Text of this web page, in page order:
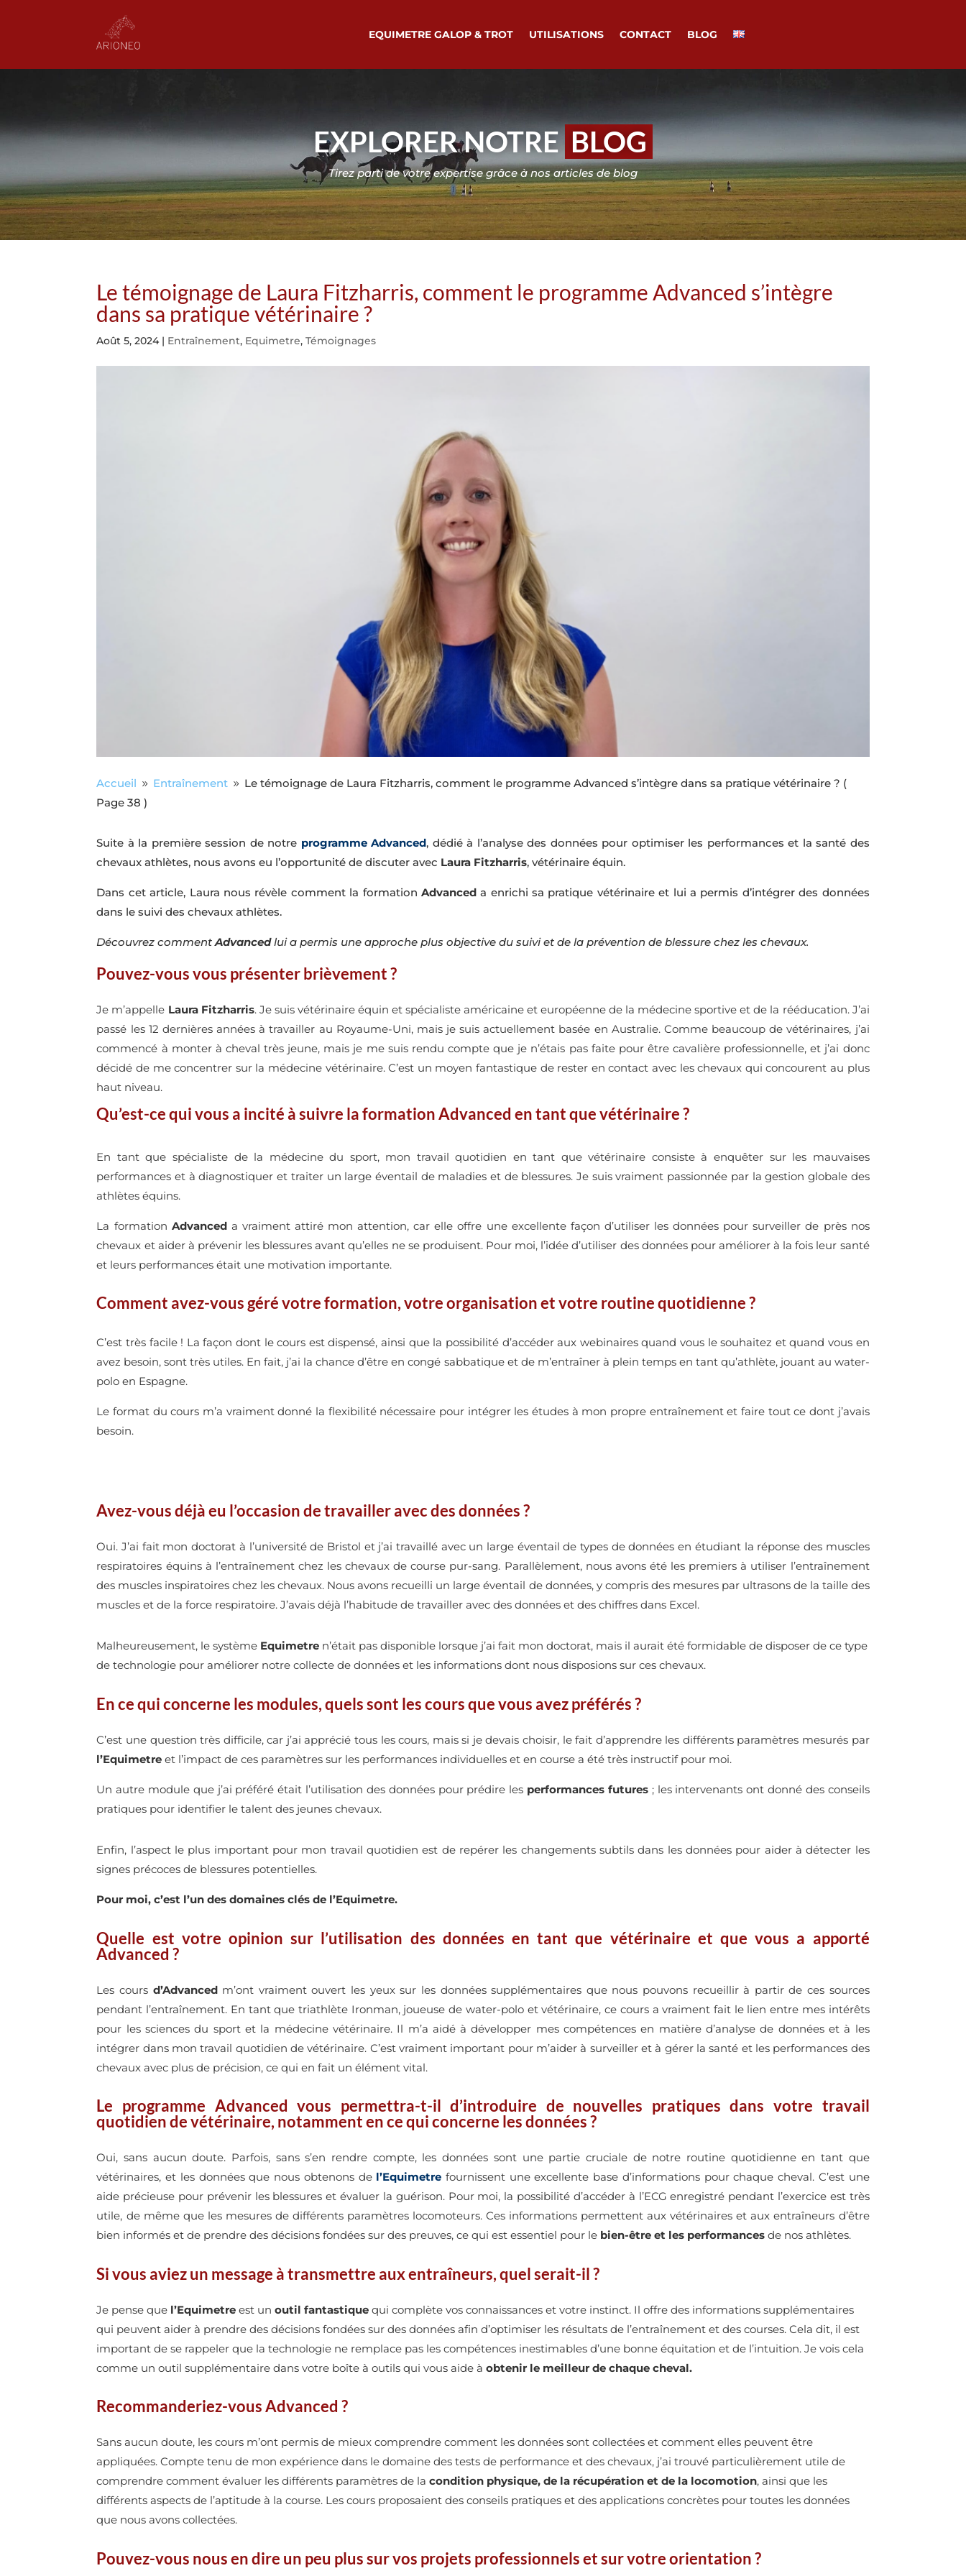
EQUIMETRE GALOP & TROT UTILISATIONS CONTACT BLOG
EXPLORER NOTRE BLOG
Tirez parti de votre expertise grâce à nos articles de blog
Le témoignage de Laura Fitzharris, comment le programme Advanced s’intègre
dans sa pratique vétérinaire ?
Août 5, 2024| Entraînement, Equimetre,Témoignages
Accueil 9 Entraînement 9 Le témoignage de Laura Fitzharris, comment le programme Advanced s’intègre dans sa pratique vétérinaire ? (
Page 38 )
Suite à la première session de notre programme Advanced, dédié à l’analyse des données pour optimiser les performances et la santé des
chevaux athlètes, nous avons eu l’opportunité de discuter avec Laura Fitzharris, vétérinaire équin.
Dans cet article, Laura nous révèle comment la formation Advanceda enrichi sa pratique vétérinaire et lui a permis d’intégrer des données
dans le suivi des chevaux athlètes.
Découvrez commentAdvancedlui a permis une approche plus objective du suivi et de la prévention de blessure chez les chevaux.
Pouvez-vous vous présenter brièvement ?
Je m’appelle Laura Fitzharris. Je suis vétérinaire équin et spécialiste américaine et européenne de la médecine sportive et de la rééducation. J’ai
passé les 12 dernières années à travailler au Royaume-Uni, mais je suis actuellement basée en Australie. Comme beaucoup de vétérinaires, j’ai
commencé à monter à cheval très jeune, mais je me suis rendu compte que je n’étais pas faite pour être cavalière professionnelle, et j’ai donc
décidé de me concentrer sur la médecine vétérinaire. C’est un moyen fantastique de rester en contact avec les chevaux qui concourent au plus
haut niveau.
Qu’est-ce qui vous a incité à suivre la formation Advanced en tant que vétérinaire ?
En tant que spécialiste de la médecine du sport, mon travail quotidien en tant que vétérinaire consiste à enquêter sur les mauvaises
performances et à diagnostiquer et traiter un large éventail de maladies et de blessures. Je suis vraiment passionnée par la gestion globale des
athlètes équins.
La formation Advanceda vraiment attiré mon attention, car elle offre une excellente façon d’utiliser les données pour surveiller de près nos
chevaux et aider à prévenir les blessures avant qu’elles ne se produisent. Pour moi, l’idée d’utiliser des données pour améliorer à la fois leur santé
et leurs performances était une motivation importante.
Comment avez-vous géré votre formation, votre organisation et votre routine quotidienne ?
C’est très facile ! La façon dont le cours est dispensé, ainsi que la possibilité d’accéder aux webinaires quand vous le souhaitez et quand vous en
avez besoin, sont très utiles. En fait, j’ai la chance d’être en congé sabbatique et de m’entraîner à plein temps en tant qu’athlète, jouant au water-
polo en Espagne.
Le format du cours m’a vraiment donné la flexibilité nécessaire pour intégrer les études à mon propre entraînement et faire tout ce dont j’avais
besoin.
Avez-vous déjà eu l’occasion de travailler avec des données ?
Oui. J’ai fait mon doctorat à l’université de Bristol et j’ai travaillé avec un large éventail de types de données en étudiant la réponse des muscles
respiratoires équins à l’entraînement chez les chevaux de course pur-sang. Parallèlement, nous avons été les premiers à utiliser l’entraînement
des muscles inspiratoires chez les chevaux. Nous avons recueilli un large éventail de données, y compris des mesures par ultrasons de la taille des
muscles et de la force respiratoire. J’avais déjà l’habitude de travailler avec des données et des chiffres dans Excel.
Malheureusement, le système Equimetre n’était pas disponible lorsque j’ai fait mon doctorat, mais il aurait été formidable de disposer de ce type
de technologie pour améliorer notre collecte de données et les informations dont nous disposions sur ces chevaux.
En ce qui concerne les modules, quels sont les cours que vous avez préférés ?
C’est une question très difficile, car j’ai apprécié tous les cours, mais si je devais choisir, le fait d’apprendre les différents paramètres mesurés par
l’Equimetre et l’impact de ces paramètres sur les performances individuelles et en course a été très instructif pour moi.
Un autre module que j’ai préféré était l’utilisation des données pour prédire les performances futures; les intervenants ont donné des conseils
pratiques pour identifier le talent des jeunes chevaux.
Enfin, l’aspect le plus important pour mon travail quotidien est de repérer les changements subtils dans les données pour aider à détecter les
signes précoces de blessures potentielles.
Pour moi, c’est l’un des domaines clés de l’Equimetre.
Quelle est votre opinion sur l’utilisation des données en tant que vétérinaire et que vous a apporté
Advanced ?
Les cours d’Advancedm’ont vraiment ouvert les yeux sur les données supplémentaires que nous pouvons recueillir à partir de ces sources
pendant l’entraînement. En tant que triathlète Ironman, joueuse de water-polo et vétérinaire, ce cours a vraiment fait le lien entre mes intérêts
pour les sciences du sport et la médecine vétérinaire. Il m’a aidé à développer mes compétences en matière d’analyse de données et à les
intégrer dans mon travail quotidien de vétérinaire. C’est vraiment important pour m’aider à surveiller et à gérer la santé et les performances des
chevaux avec plus de précision, ce qui en fait un élément vital.
Le programme Advanced vous permettra-t-il d’introduire de nouvelles pratiques dans votre travail
quotidien de vétérinaire, notamment en ce qui concerne les données ?
Oui, sans aucun doute. Parfois, sans s’en rendre compte, les données sont une partie cruciale de notre routine quotidienne en tant que
vétérinaires, et les données que nous obtenons de l’Equimetre fournissent une excellente base d’informations pour chaque cheval. C’est une
aide précieuse pour prévenir les blessures et évaluer la guérison. Pour moi, la possibilité d’accéder à l’ECG enregistré pendant l’exercice est très
utile, de même que les mesures de différents paramètres locomoteurs. Ces informations permettent aux vétérinaires et aux entraîneurs d’être
bien informés et de prendre des décisions fondées sur des preuves, ce qui est essentiel pour le bien-être et les performances de nos athlètes.
Si vous aviez un message à transmettre aux entraîneurs, quel serait-il ?
Je pense que l’Equimetre est unoutil fantastique qui complète vos connaissances et votre instinct. Il offre des informations supplémentaires
qui peuvent aider à prendre des décisions fondées sur des données afin d’optimiser les résultats de l’entraînement et des courses. Cela dit, il est
important de se rappeler que la technologie ne remplace pas les compétences inestimables d’une bonne équitation et de l’intuition. Je vois cela
comme un outil supplémentaire dans votre boîte à outils qui vous aide àobtenir le meilleur de chaque cheval.
Recommanderiez-vous Advanced ?
Sans aucun doute, les cours m’ont permis de mieux comprendre comment les données sont collectées et comment elles peuvent être
appliquées. Compte tenu de mon expérience dans le domaine des tests de performance et des chevaux, j’ai trouvé particulièrement utile de
comprendre comment évaluer les différents paramètres de lacondition physique, de la récupération et de la locomotion, ainsi que les
différents aspects de l’aptitude à la course. Les cours proposaient des conseils pratiques et des applications concrètes pour toutes les données
que nous avons collectées.
Pouvez-vous nous en dire un peu plus sur vos projets professionnels et sur votre orientation ?